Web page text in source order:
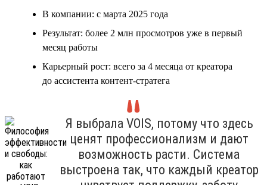
В компании: с марта 2025 года
Результат: более 2 млн просмотров уже в первый
месяц работы
Карьерный рост: всего за 4 месяца от креатора
до ассистента контент-стратега
Я выбрала VOIS, потому что здесь
ценят профессионализм и дают
возможность расти. Система
выстроена так, что каждый креатор